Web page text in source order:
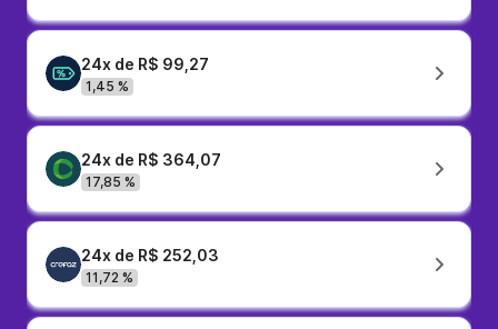
24x de R$ 99,27
1,45 %
24x de R$ 364,07
17,85 %
24x de R$ 252,03
11,72 %